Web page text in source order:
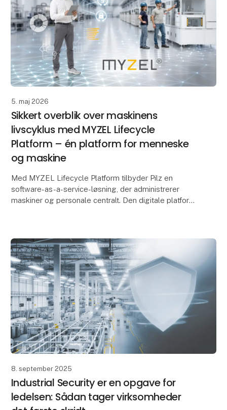
5. maj 2026
Sikkert overblik over maskinens
livscyklus med MYZEL Lifecycle
Platform – én platform for menneske
og maskine
Med MYZEL Lifecycle Platform tilbyder Pilz en
software-as-a-service-løsning, der administrerer
maskiner og personale centralt. Den digitale platform
8. september 2025
Industrial Security er en opgave for
ledelsen: Sådan tager virksomheder